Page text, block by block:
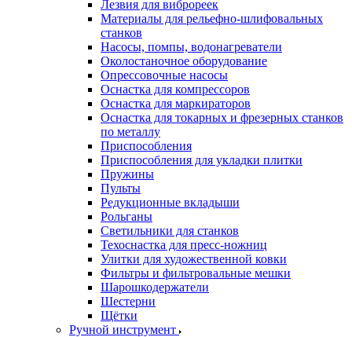
Лезвия для виброреек
Материалы для рельефно-шлифовальных
станков
Насосы, помпы, водонагреватели
Околостаночное оборудование
Опрессовочные насосы
Оснастка для компрессоров
Оснастка для маркираторов
Оснастка для токарных и фрезерных станков
по металлу
Приспособления
Приспособления для укладки плитки
Пружины
Пульты
Редукционные вкладыши
Рольганы
Светильники для станков
Техоснастка для пресс-ножниц
Улитки для художественной ковки
Фильтры и фильтровальные мешки
Шарошкодержатели
Шестерни
Щётки
Ручной инструмент